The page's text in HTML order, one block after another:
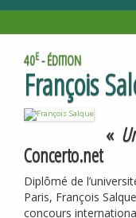
40E- ÉDITION
François
«
Concerto.net
Diplômé de
Paris, François
concours